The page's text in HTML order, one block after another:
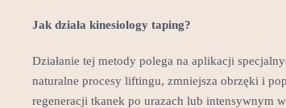
Jak działa kinesiology taping?
Działanie tej metody polega na aplikacji
naturalne procesy liftingu, zmniejsza obrzęki i
regeneracji tkanek po urazach lub intensywnym